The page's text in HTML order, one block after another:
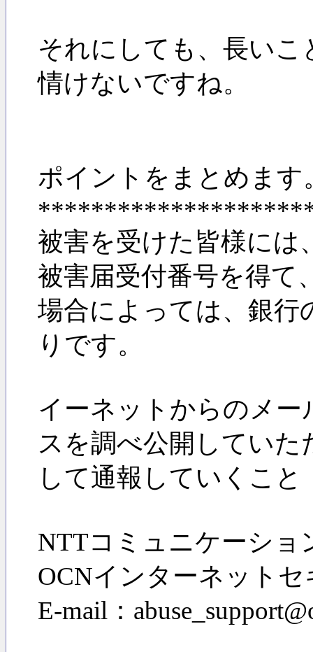
それにしても、長い
情けないですね。
ポイントをまとめます
被害を受けた皆様には
被害届受付番号を得て
場合によっては、銀行
りです。
イーネットからのメ
スを調べ公開してい
して通報していくこと
NTTコミュニケーショ
OCNインターネット
E-mail：